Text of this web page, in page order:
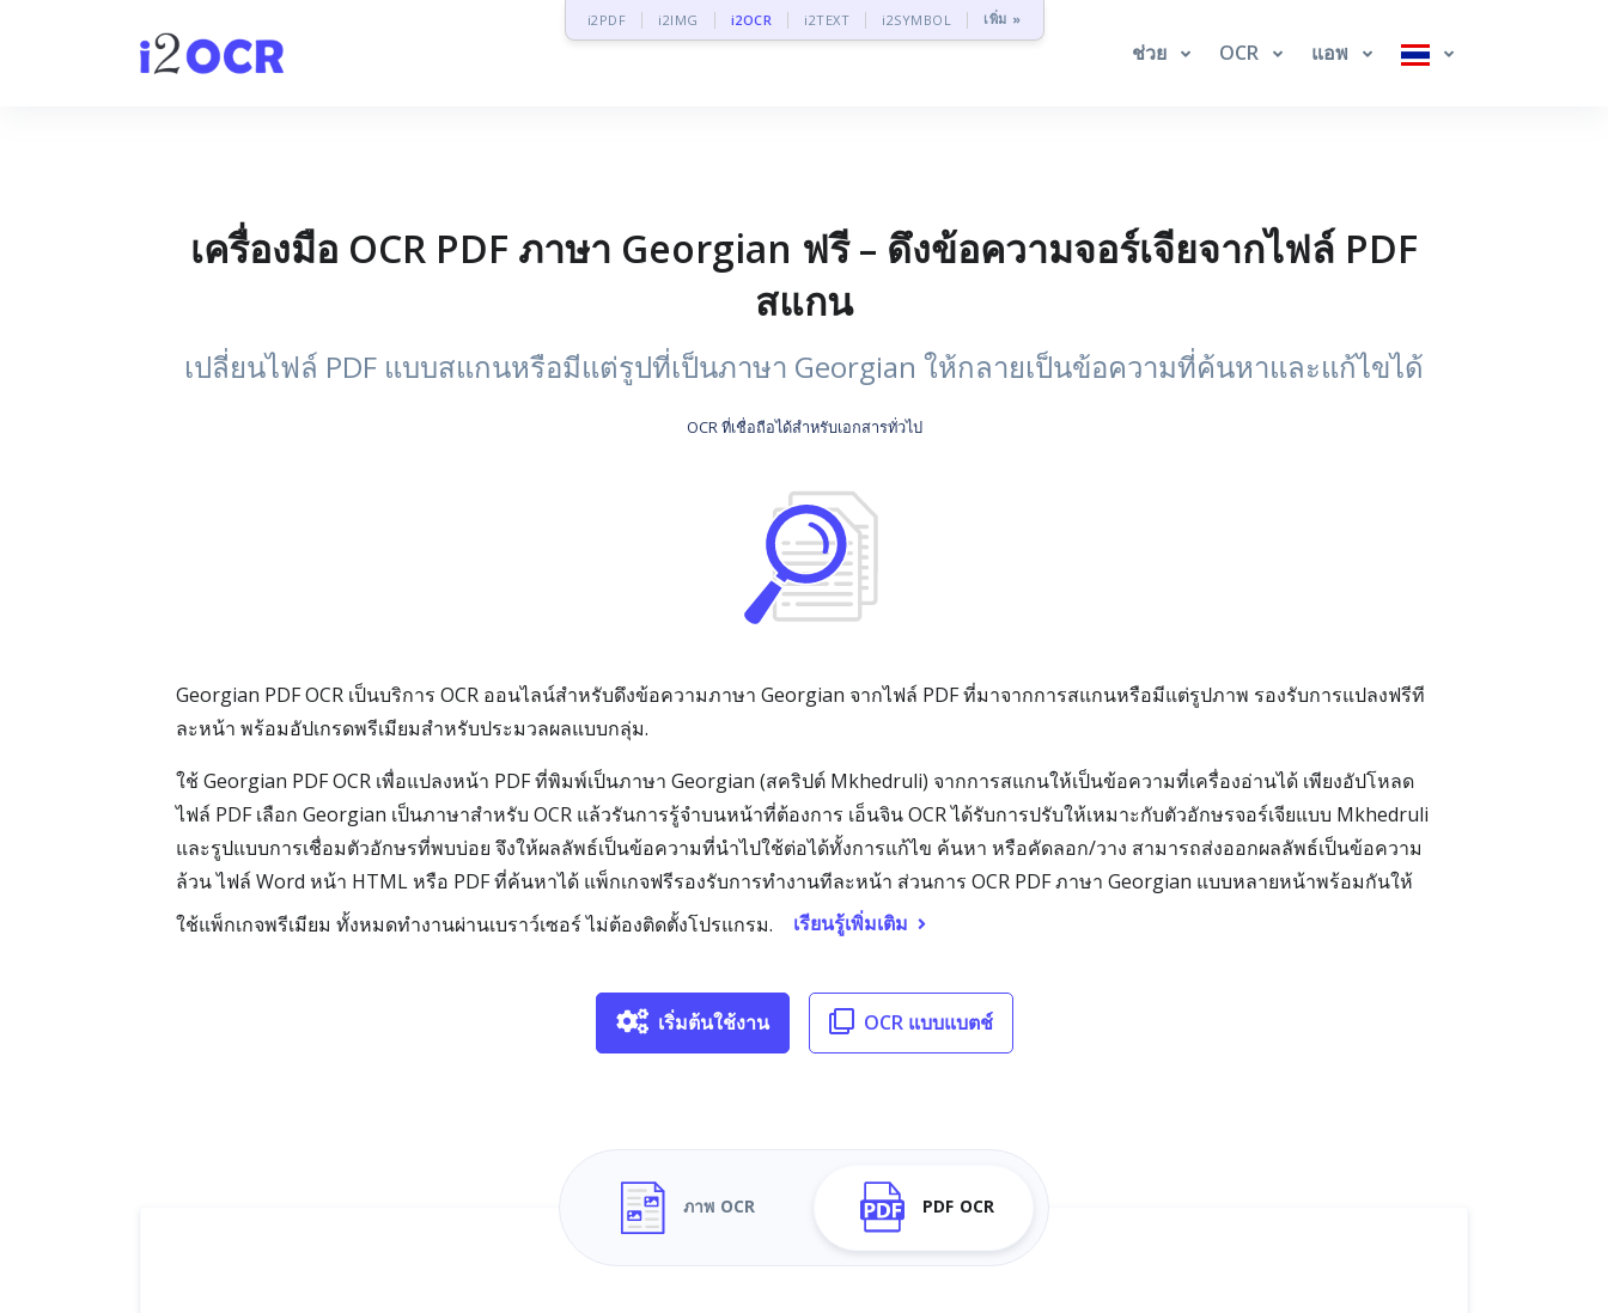
i2PDF i2IMG i2OCR i2TEXT i2SYMBOL เพิ่ม »
ช่วย OCR แอพ
เครื่องมือ OCR PDF ภาษา Georgian ฟรี – ดึงข้อความจอร์เจียจากไฟล์ PDF
สแกน
เปลี่ยนไฟล์ PDF แบบสแกนหรือมีแต่รูปที่เป็นภาษา Georgian ให้กลายเป็นข้อความที่ค้นหาและแก้ไขได้
OCR ที่เชื่อถือได้สำหรับเอกสารทั่วไป
Georgian PDF OCR เป็นบริการ OCR ออนไลน์สำหรับดึงข้อความภาษา Georgian จากไฟล์ PDF ที่มาจากการสแกนหรือมีแต่รูปภาพ รองรับการแปลงฟรีที
ละหน้า พร้อมอัปเกรดพรีเมียมสำหรับประมวลผลแบบกลุ่ม.
ใช้ Georgian PDF OCR เพื่อแปลงหน้า PDF ที่พิมพ์เป็นภาษา Georgian (สคริปต์ Mkhedruli) จากการสแกนให้เป็นข้อความที่เครื่องอ่านได้ เพียงอัปโหลด
ไฟล์ PDF เลือก Georgian เป็นภาษาสำหรับ OCR แล้วรันการรู้จำบนหน้าที่ต้องการ เอ็นจิน OCR ได้รับการปรับให้เหมาะกับตัวอักษรจอร์เจียแบบ Mkhedruli
และรูปแบบการเชื่อมตัวอักษรที่พบบ่อย จึงให้ผลลัพธ์เป็นข้อความที่นำไปใช้ต่อได้ทั้งการแก้ไข ค้นหา หรือคัดลอก/วาง สามารถส่งออกผลลัพธ์เป็นข้อความ
ล้วน ไฟล์ Word หน้า HTML หรือ PDF ที่ค้นหาได้ แพ็กเกจฟรีรองรับการทำงานทีละหน้า ส่วนการ OCR PDF ภาษา Georgian แบบหลายหน้าพร้อมกันให้
ใช้แพ็กเกจพรีเมียม ทั้งหมดทำงานผ่านเบราว์เซอร์ ไม่ต้องติดตั้งโปรแกรม.
เรียนรู้เพิ่มเติม
เริ่มต้นใช้งาน OCR แบบแบตช์
ภาพ OCR PDF OCR